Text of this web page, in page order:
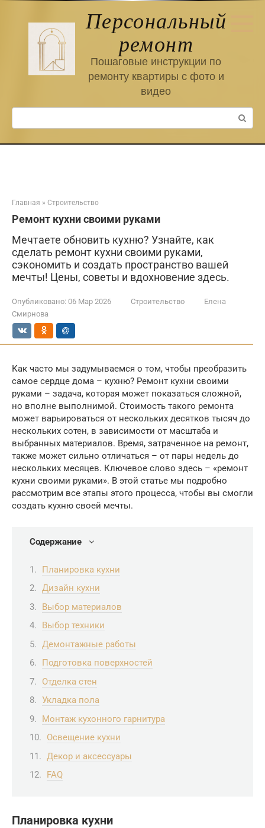
Персональный
ремонт
Пошаговые инструкции по
ремонту квартиры с фото и
видео
Поиск:
Главная » Строительство
Ремонт кухни своими руками
Мечтаете обновить кухню? Узнайте, как
сделать ремонт кухни своими руками,
сэкономить и создать пространство вашей
мечты! Цены, советы и вдохновение здесь.
Опубликовано: 06 Мар 2026 Строительство
Елена
Смирнова
Как часто мы задумываемся о том, чтобы преобразить
самое сердце дома – кухню? Ремонт кухни своими
руками – задача, которая может показаться сложной,
но вполне выполнимой. Стоимость такого ремонта
может варьироваться от нескольких десятков тысяч до
нескольких сотен, в зависимости от масштаба и
выбранных материалов. Время, затраченное на ремонт,
также может сильно отличаться – от пары недель до
нескольких месяцев. Ключевое слово здесь – «ремонт
кухни своими руками». В этой статье мы подробно
рассмотрим все этапы этого процесса, чтобы вы смогли
создать кухню своей мечты.
Содержание
Планировка кухни
Дизайн кухни
Выбор материалов
Выбор техники
Демонтажные работы
Подготовка поверхностей
Отделка стен
Укладка пола
Монтаж кухонного гарнитура
Освещение кухни
Декор и аксессуары
FAQ
Планировка кухни